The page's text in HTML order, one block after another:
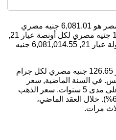
6,081.01 جنيه مصري
جنيه مصري لكل أونصة عيار 21,
21,
6,081,014.55 جنيه
اليوم، ارتفع سعر الذهب بمقدار 126.65 جنيه مصري لكل جرام
بالأمس. في السنة الماضية, سعر
الذهب ارتفع بمقدار 31.37%. على مدى 5 سنوات, سعر الذهب
ارتفع بأكثر من الضعف (+680.4%). خلال العقد الماضي،
مرات.